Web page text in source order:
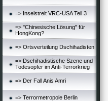
=> Inselstreit VRC-USA Teil 3
=> "Chinesische Lösung" für
HongKong?
=> Ortsverteilung Dschihadisten
=> Dschihadistische Szene und
Todesopfer im Anti-Terrorkrieg
=> Der Fall Anis Amri
=> Terrormetropole Berlin